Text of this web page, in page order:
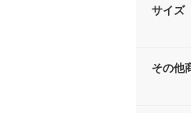
サイズ
その他